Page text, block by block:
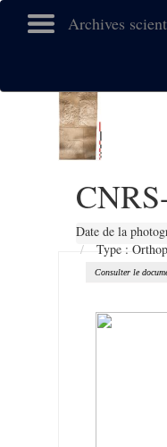
Archives
Date de la
Type :
Consulter le